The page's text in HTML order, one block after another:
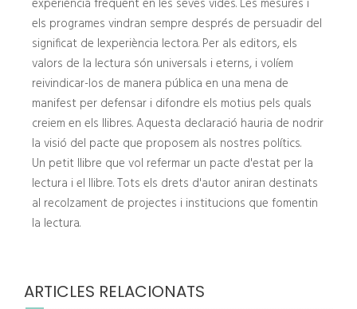
experiència freqüent en les seves vides. Les mesures i
els programes vindran sempre després de persuadir del
significat de lexperiència lectora. Per als editors, els
valors de la lectura són universals i eterns, i volíem
reivindicar-los de manera pública en una mena de
manifest per defensar i difondre els motius pels quals
creiem en els llibres. Aquesta declaració hauria de nodrir
la visió del pacte que proposem als nostres polítics.
Un petit llibre que vol refermar un pacte d'estat per la
lectura i el llibre. Tots els drets d'autor aniran destinats
al recolzament de projectes i institucions que fomentin
la lectura.
ARTICLES RELACIONATS